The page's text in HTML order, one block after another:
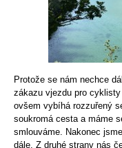
Protože se nám nechce
zákazu vjezdu pro
ovšem vybíhá rozzuřený
soukromá cesta a máme
smlouváme. Nakonec
dále. Z druhé strany nás